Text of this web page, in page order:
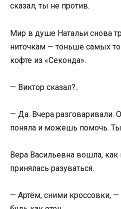
сказал, ты не против.
Мир в душе Натальи снова
ниточкам — тоньше самых
кофте из «Секонда».
— Виктор сказал?..
— Да. Вчера разговаривали.
поняла и можешь помочь.
Вера Васильевна вошла, как
принялась разуваться.
— Артём, сними кроссовки, —